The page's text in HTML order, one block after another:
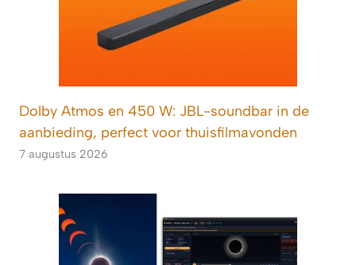
Dolby Atmos en 450 W: JBL-soundbar in de
aanbieding, perfect voor thuisfilmavonden
7 augustus 2026